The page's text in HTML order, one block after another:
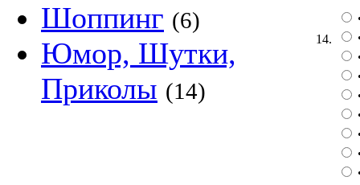
Шоппинг (6)
Юмор, Шутки,
Приколы (14)
14.